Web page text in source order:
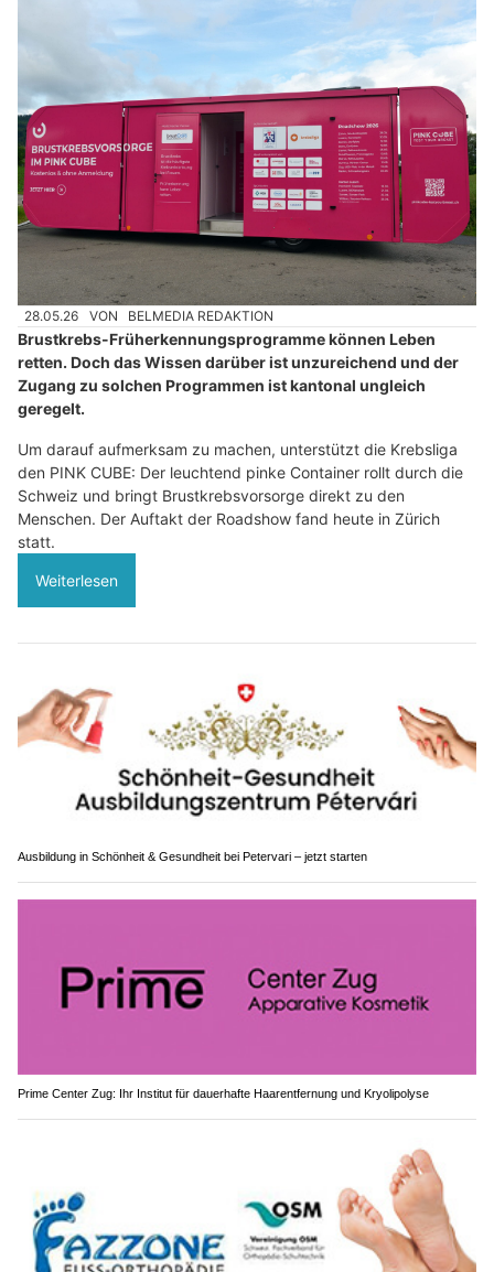
28.05.26 VON BELMEDIA REDAKTION
Brustkrebs-Früherkennungsprogramme können Leben
retten. Doch das Wissen darüber ist unzureichend und der
Zugang zu solchen Programmen ist kantonal ungleich
geregelt.
Um darauf aufmerksam zu machen, unterstützt die Krebsliga
den PINK CUBE: Der leuchtend pinke Container rollt durch die
Schweiz und bringt Brustkrebsvorsorge direkt zu den
Menschen. Der Auftakt der Roadshow fand heute in Zürich
statt.
Weiterlesen
Ausbildung in Schönheit & Gesundheit bei Petervari – jetzt starten
Prime Center Zug: Ihr Institut für dauerhafte Haarentfernung und Kryolipolyse